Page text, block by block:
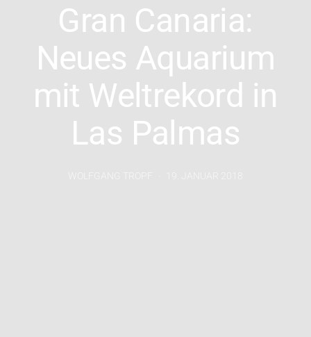
Gran Canaria:
Neues Aquarium
mit Weltrekord in
Las Palmas